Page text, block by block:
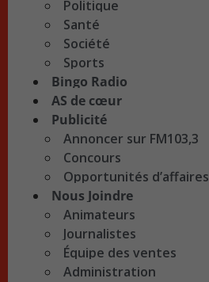
Politique
Santé
Société
Sports
Bingo Radio
AS de cœur
Publicité
Annoncer sur FM103,3
Concours
Opportunités d’affaires
Nous Joindre
Animateurs
Journalistes
Équipe des ventes
Administration